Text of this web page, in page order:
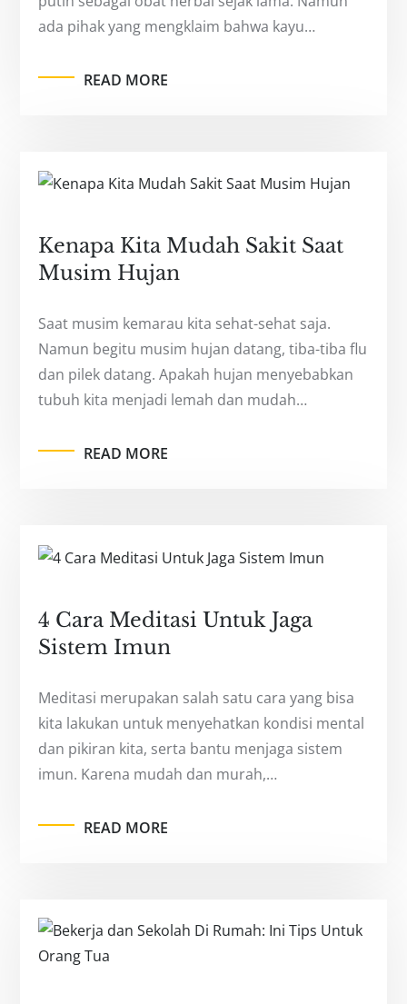
ada pihak yang mengklaim bahwa kayu…
READ MORE
Kenapa Kita Mudah Sakit Saat
Musim Hujan
Saat musim kemarau kita sehat-sehat saja.
Namun begitu musim hujan datang, tiba-tiba flu
dan pilek datang. Apakah hujan menyebabkan
tubuh kita menjadi lemah dan mudah…
READ MORE
4 Cara Meditasi Untuk Jaga
Sistem Imun
Meditasi merupakan salah satu cara yang bisa
kita lakukan untuk menyehatkan kondisi mental
dan pikiran kita, serta bantu menjaga sistem
imun. Karena mudah dan murah,…
READ MORE